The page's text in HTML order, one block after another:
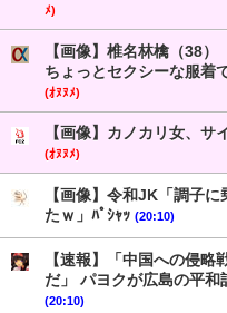
ﾒ)
【画像】椎名林檎（38
ちょっとセクシーな服着
(ｵﾇﾇﾒ)
【画像】カノカリ女、
(ｵﾇﾇﾒ)
【画像】令和JK「調子
たｗ」ﾊﾟｼｬｯ (20:10)
【速報】「中国への侵
だ」 パヨクが広島の平
(20:10)